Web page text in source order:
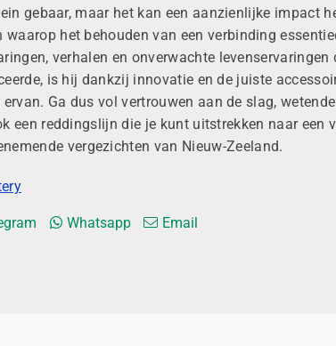
gebaar, maar het kan een aanzienlijke impact
het behouden van een verbinding
verhalen en onverwachte levenservaringen
is hij dankzij innovatie en de juiste
Ga dus vol vertrouwen aan de slag,
een reddingslijn die je kunt uitstrekken naar een
vergezichten van Nieuw-Zeeland.
Whatsapp Email